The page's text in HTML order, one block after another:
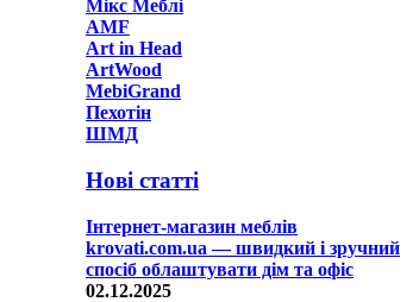
Мікс Меблі
AMF
Art in Head
ArtWood
MebiGrand
Пехотін
ШМД
Нові статті
Інтернет-магазин меблів
krovati.com.ua — швидкий і зручний
спосіб облаштувати дім та офіс
02.12.2025